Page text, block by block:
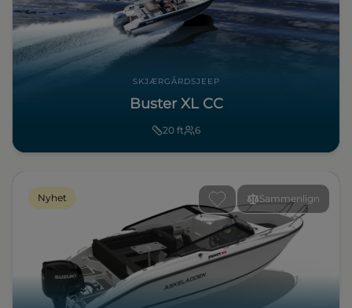
SKJÆRGÅRDSJEEP
Buster XL CC
20 ft 6
Sammenlign
Nyhet